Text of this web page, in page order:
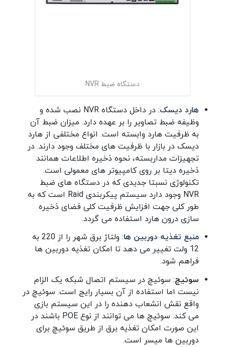
دستگاه ضبط NVR
هارد دیسک
: در داخل دستگاه NVR نصب شده و
وظیفه ضبط تصاویر را بر عهده دارد. میزان ضبط آن
به ظرفیت هارد وابسته است. انواع مختلفی از هارد
دیسک در بازار با ظرفیت های مختلف وجود دارند. در
تجهیزات مداربسته، نحوه ذخیره اطلاعات همانند
ذخیره دیتا بر روی کامپیوتر های معمولی است.
تکنولوژی نسبتا جدیدی که در دستگاه های ضبط
NVR وجود دارد سیستم پیکربندی Raid است که به
طور کلی جهت افزایش ظرفیت کلی فضای ذخیره
سازی درون هارد استفاده می گردد.
منبع تغذیه دوربین ها
: ولتاژ برق شهر را از 220 به
12 ولت تغییر می دهد تا امکان تغذیه دوربین ها
فراهم شود.
سوئیچ: سوئیچ در سیستم اتصال شبکه یک الزام
نیست اما استفاده از آن بسیار رایج است. سوئیچ در
واقع نقش انشعاب دهنده را در این سیستم بازی
می کند. سوئیچ ها می توانند از نوع POE باشند در
این صورت امکان تغذیه برق از طریق سوئیچ برای
دوربین ها میسر است.